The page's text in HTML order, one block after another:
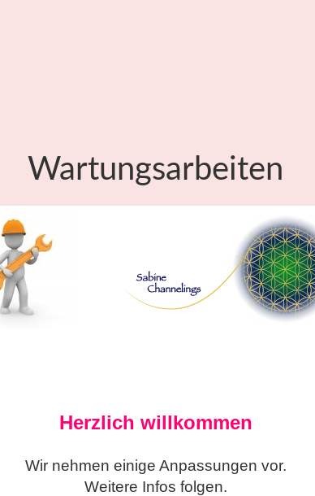
Wartungsarbeiten
Herzlich willkommen
Wir nehmen einigeAnpassungen vor.
Weitere Infos folgen.